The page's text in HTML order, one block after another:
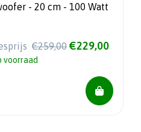
subwoofer - 20 cm - 100 Watt
€259,00 €229,00
voorraad